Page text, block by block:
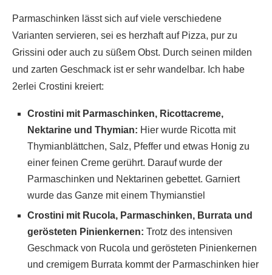
Parmaschinken lässt sich auf viele verschiedene
Varianten servieren, sei es herzhaft auf Pizza, pur zu
Grissini oder auch zu süßem Obst. Durch seinen milden
und zarten Geschmack ist er sehr wandelbar. Ich habe
2erlei Crostini kreiert:
Crostini mit Parmaschinken, Ricottacreme,
Nektarine und Thymian: Hier wurde Ricotta mit
Thymianblättchen, Salz, Pfeffer und etwas Honig zu
einer feinen Creme gerührt. Darauf wurde der
Parmaschinken und Nektarinen gebettet. Garniert
wurde das Ganze mit einem Thymianstiel
Crostini mit Rucola, Parmaschinken, Burrata und
gerösteten Pinienkernen: Trotz des intensiven
Geschmack von Rucola und gerösteten Pinienkernen
und cremigem Burrata kommt der Parmaschinken hier